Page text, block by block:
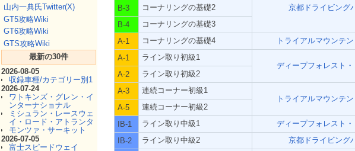
山内一典氏Twitter(X)
GT5攻略Wiki
GT6攻略Wiki
GTS攻略Wiki
最新の30件
2026-08-05
収録車種/カテゴリー別1
2026-07-24
ワトキンズ・グレン・イ
ンターナショナル
ミシュラン・レースウェ
イ・ロード・アトランタ
モンツァ・サーキット
2026-07-05
富士スピードウェイ
京都ドライビング
B-3
コーナリングの基礎2
B-4
コーナリングの基礎3
A-1
コーナリングの基礎4 トライアルマウンテ
A-1
ライン取り初級1
ディープフォレスト
A-2
ライン取り初級2
A-3
連続コーナー初級1
トライアルマウンテ
A-5
連続コーナー初級2
IB-1
ライン取り中級1 ディープフォレスト
IB-2
ライン取り中級2 京都ドライビング